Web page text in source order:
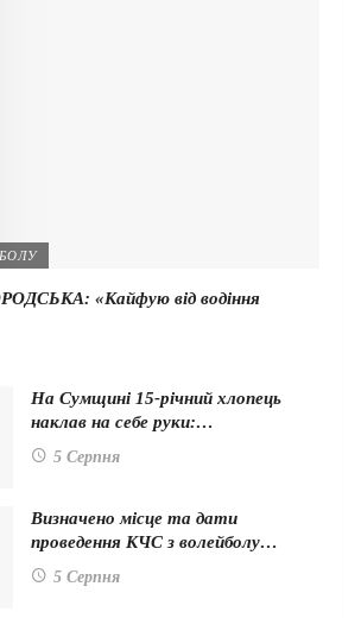
«Кайфую від водіння
На Сумщині 15-річний хлопець
наклав на себе руки:…
5 Серпня
Визначено місце та дати
проведення КЧС з волейболу…
5 Серпня